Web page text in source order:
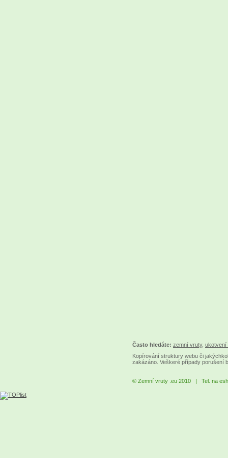
Často hledáte: zemní vruty, ukotvení
Kopírování struktury webu či
zakázáno. Veškeré případy porušení
© Zemní vruty .eu 2010 | Tel. na